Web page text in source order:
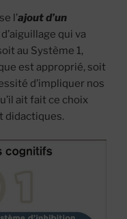
l’ajout d’un
qui va
au Système 1,
est approprié, soit
d’impliquer nos
ait fait ce choix
didactiques.